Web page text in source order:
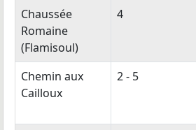
Straatnaam
Huisnummer(s)
Chaussée
Romaine
(Flamisoul)
4
Chemin aux
Cailloux
2 - 5